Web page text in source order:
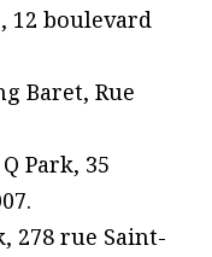
12 boulevard
Baret, Rue
Park, 35
278 rue Saint-